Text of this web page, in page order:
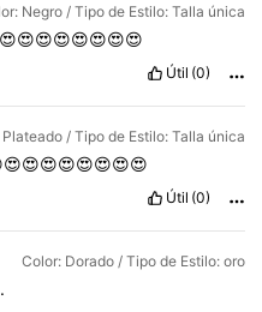
Negro / Tipo de Estilo: Talla única
Útil (0)
/ Tipo de Estilo: Talla única
Útil (0)
Color: Dorado / Tipo de Estilo: oro